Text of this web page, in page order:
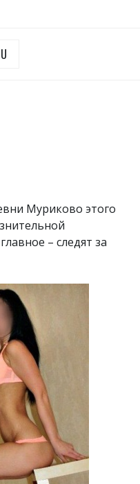
Муриково этого
– следят за